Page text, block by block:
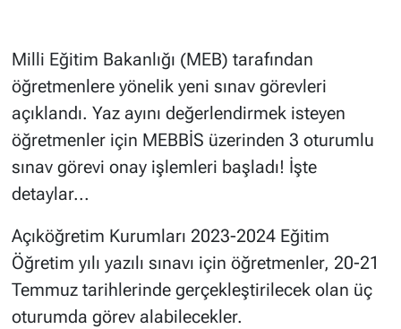
Milli Eğitim Bakanlığı (MEB) tarafından
öğretmenlere yönelik yeni sınav görevleri
açıklandı. Yaz ayını değerlendirmek isteyen
öğretmenler için MEBBİS üzerinden 3 oturumlu
sınav görevi onay işlemleri başladı! İşte
detaylar...
Açıköğretim Kurumları 2023-2024 Eğitim
Öğretim yılı yazılı sınavı için öğretmenler, 20-21
Temmuz tarihlerinde gerçekleştirilecek olan üç
oturumda görev alabilecekler.